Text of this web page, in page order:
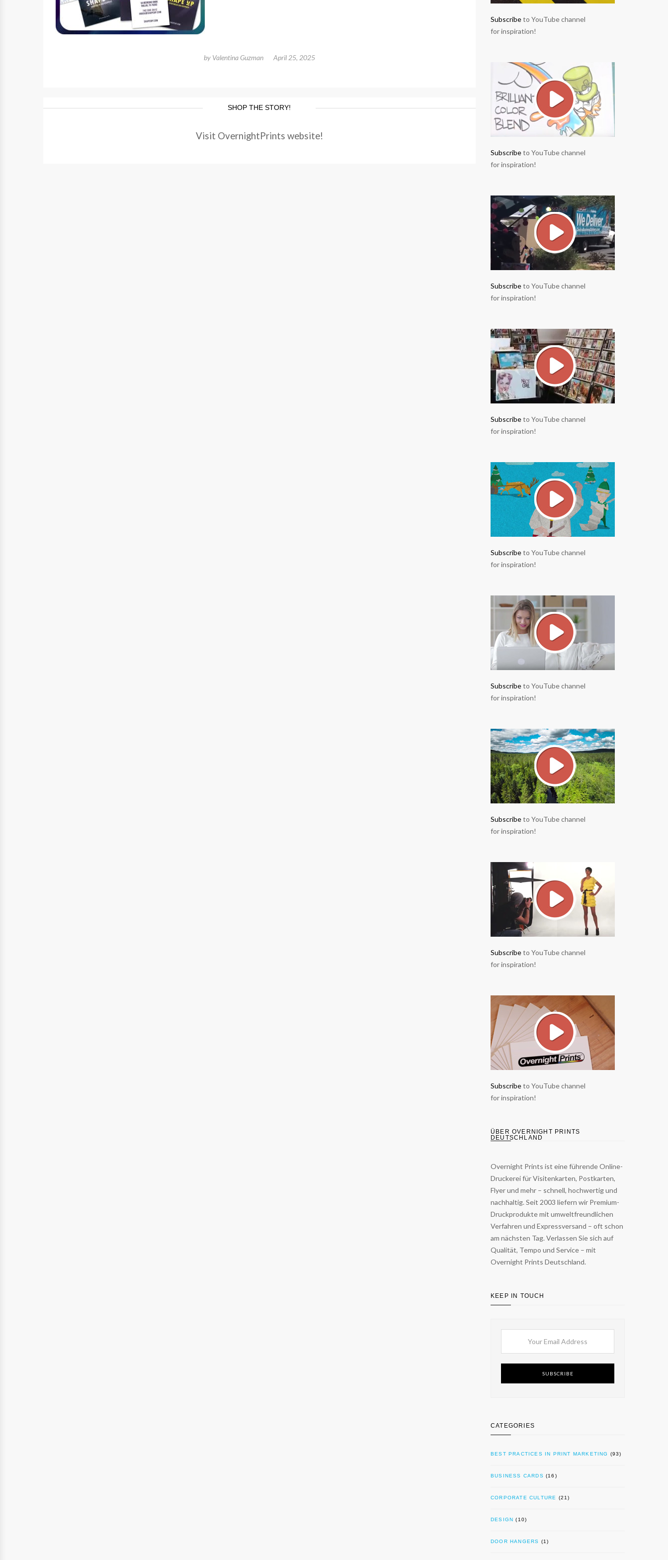
by Valentina Guzman April 25, 2025
SHOP THE STORY!
Visit OvernightPrints website!
Subscribeto YouTube channel
for inspiration!
Subscribeto YouTube channel
for inspiration!
Subscribeto YouTube channel
for inspiration!
Subscribeto YouTube channel
for inspiration!
Subscribeto YouTube channel
for inspiration!
Subscribeto YouTube channel
for inspiration!
Subscribeto YouTube channel
for inspiration!
Subscribeto YouTube channel
for inspiration!
Subscribeto YouTube channel
for inspiration!
ÜBER OVERNIGHT PRINTS
DEUTSCHLAND
Overnight Prints ist eine führende Online-
Druckerei für Visitenkarten, Postkarten,
Flyer und mehr – schnell, hochwertig und
nachhaltig. Seit 2003 liefern wir Premium-
Druckprodukte mit umweltfreundlichen
Verfahren und Expressversand – oft schon
am nächsten Tag. Verlassen Sie sich auf
Qualität, Tempo und Service – mit
Overnight Prints Deutschland.
KEEP IN TOUCH
SUBSCRIBE
CATEGORIES
BEST PRACTICES IN PRINT MARKETING (93)
BUSINESS CARDS (16)
CORPORATE CULTURE (21)
DESIGN (10)
DOOR HANGERS (1)